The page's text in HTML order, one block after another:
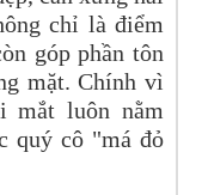
chỉ là điểm
góp phần tôn
mặt. Chính vì
mắt luôn nằm
quý cô "má đỏ